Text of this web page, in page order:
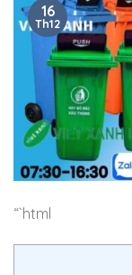
16
Th12
“`html